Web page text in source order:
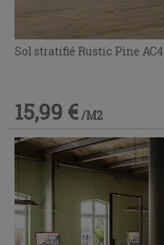
Sol stratifié Rustic Pine AC4
15,99 € /M2